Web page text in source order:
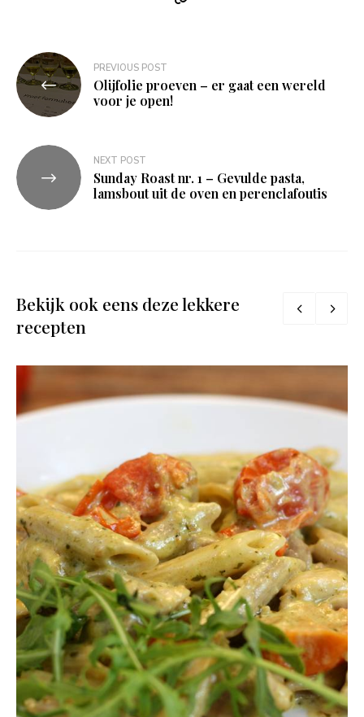
Bericht
navigatie
PREVIOUS POST
Olijfolie proeven – er gaat een wereld
voor je open!
NEXT POST
Sunday Roast nr. 1 – Gevulde pasta,
lamsbout uit de oven en perenclafoutis
Bekijk ook eens deze lekkere
recepten